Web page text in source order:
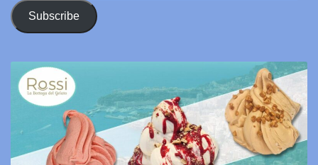
Address
Subscribe